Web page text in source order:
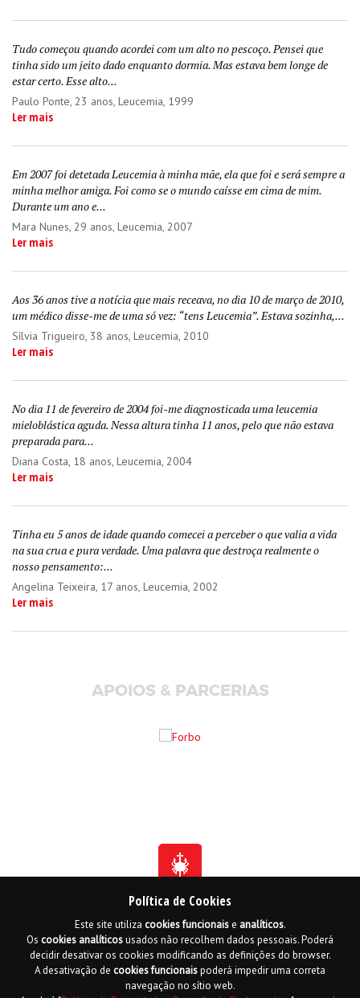
Política de Cookies
Este site utiliza cookiesfuncionaise analíticos.
Os cookies analíticosusados não recolhem dados pessoais. Poderá
decidir desativar os cookies modificando as definições do browser.
A desativação de cookiesfuncionaispoderá impedir uma correta
navegação no sítio web.
Tudo começou quando acordei com um alto no pescoço. Pensei que
tinha sido um jeito dado enquanto dormia. Mas estava bem longe de
estar certo. Esse alto...
Paulo Ponte, 23 anos, Leucemia, 1999
Ler mais
Em 2007 foi detetada Leucemia à minha mãe, ela que foi e será sempre a
minha melhor amiga. Foi como se o mundo caísse em cima de mim.
Durante um ano e...
Mara Nunes, 29 anos, Leucemia, 2007
Ler mais
Aos 36 anos tive a notícia que mais receava, no dia 10 de março de 2010,
um médico disse-me de uma só vez: “tens Leucemia”. Estava sozinha,...
Sílvia Trigueiro, 38 anos, Leucemia, 2010
Ler mais
No dia 11 de fevereiro de 2004 foi-me diagnosticada uma leucemia
mieloblástica aguda. Nessa altura tinha 11 anos, pelo que não estava
preparada para...
Diana Costa, 18 anos, Leucemia, 2004
Ler mais
Tinha eu 5 anos de idade quando comecei a perceber o que valia a vida
na sua crua e pura verdade. Uma palavra que destroça realmente o
nosso pensamento:...
Angelina Teixeira, 17 anos, Leucemia, 2002
Ler mais
APOIOS & PARCERIAS
Fundada em 1941
Membro Honorário da Ordem de Benemerência - 1966
Membro Honorário da Ordem de Cristo - 2006
Ordem do Infante D. Henrique - 2016
Livro de reclamações online